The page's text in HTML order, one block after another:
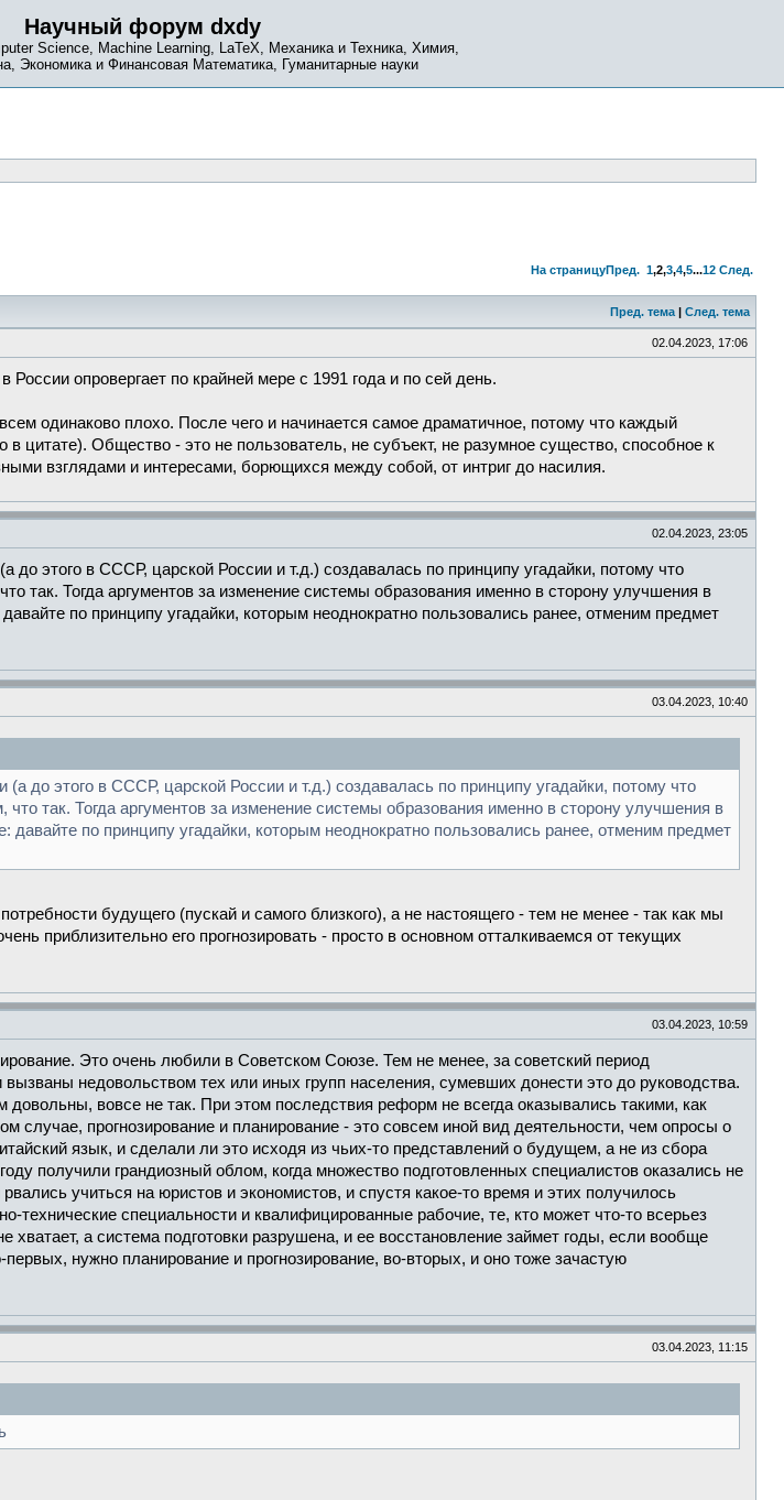
Научный форум dxdy
Science, Machine Learning, LaTeX, Механика и Техника, Химия,
Экономика и Финансовая Математика, Гуманитарные науки
На страницуПред. 1,2,3,4,5...12 След.
Пред. тема | След. тема
02.04.2023, 17:06
опровергает по крайней мере с 1991 года и по сей день.
одинаково плохо. После чего и начинается самое драматичное, потому что каждый
в цитате). Общество - это не пользователь, не субъект, не разумное существо, способное к
взглядами и интересами, борющихся между собой, от интриг до насилия.
02.04.2023, 23:05
до этого в СССР, царской России и т.д.) создавалась по принципу угадайки, потому что
так. Тогда аргументов за изменение системы образования именно в сторону улучшения в
по принципу угадайки, которым неоднократно пользовались ранее, отменим предмет
03.04.2023, 10:40
до этого в СССР, царской России и т.д.) создавалась по принципу угадайки, потому что
так. Тогда аргументов за изменение системы образования именно в сторону улучшения в
давайте по принципу угадайки, которым неоднократно пользовались ранее, отменим предмет
будущего (пускай и самого близкого), а не настоящего - тем не менее - так как мы
приблизительно его прогнозировать - просто в основном отталкиваемся от текущих
03.04.2023, 10:59
Это очень любили в Советском Союзе. Тем не менее, за советский период
недовольством тех или иных групп населения, сумевших донести это до руководства.
вовсе не так. При этом последствия реформ не всегда оказывались такими, как
случае, прогнозирование и планирование - это совсем иной вид деятельности, чем опросы о
язык, и сделали ли это исходя из чьих-то представлений о будущем, а не из сбора
получили грандиозный облом, когда множество подготовленных специалистов оказались не
учиться на юристов и экономистов, и спустя какое-то время и этих получилось
технические специальности и квалифицированные рабочие, те, кто может что-то всерьез
хватает, а система подготовки разрушена, и ее восстановление займет годы, если вообще
нужно планирование и прогнозирование, во-вторых, и оно тоже зачастую
03.04.2023, 11:15